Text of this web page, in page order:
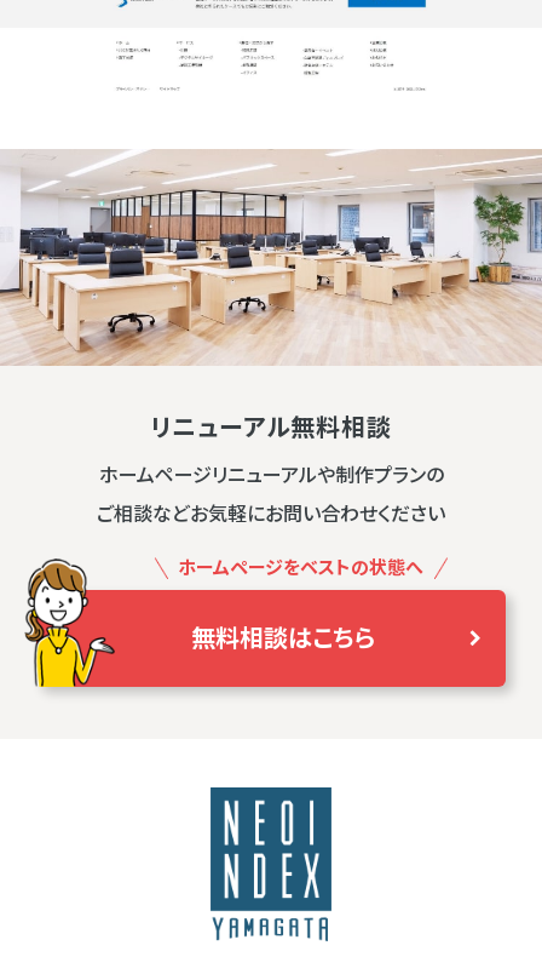
リニューアル無料相談
ホームページリニューアルや制作プランの
ご相談などお気軽にお問い合わせください
ホームページをベストの状態へ
無料相談はこちら